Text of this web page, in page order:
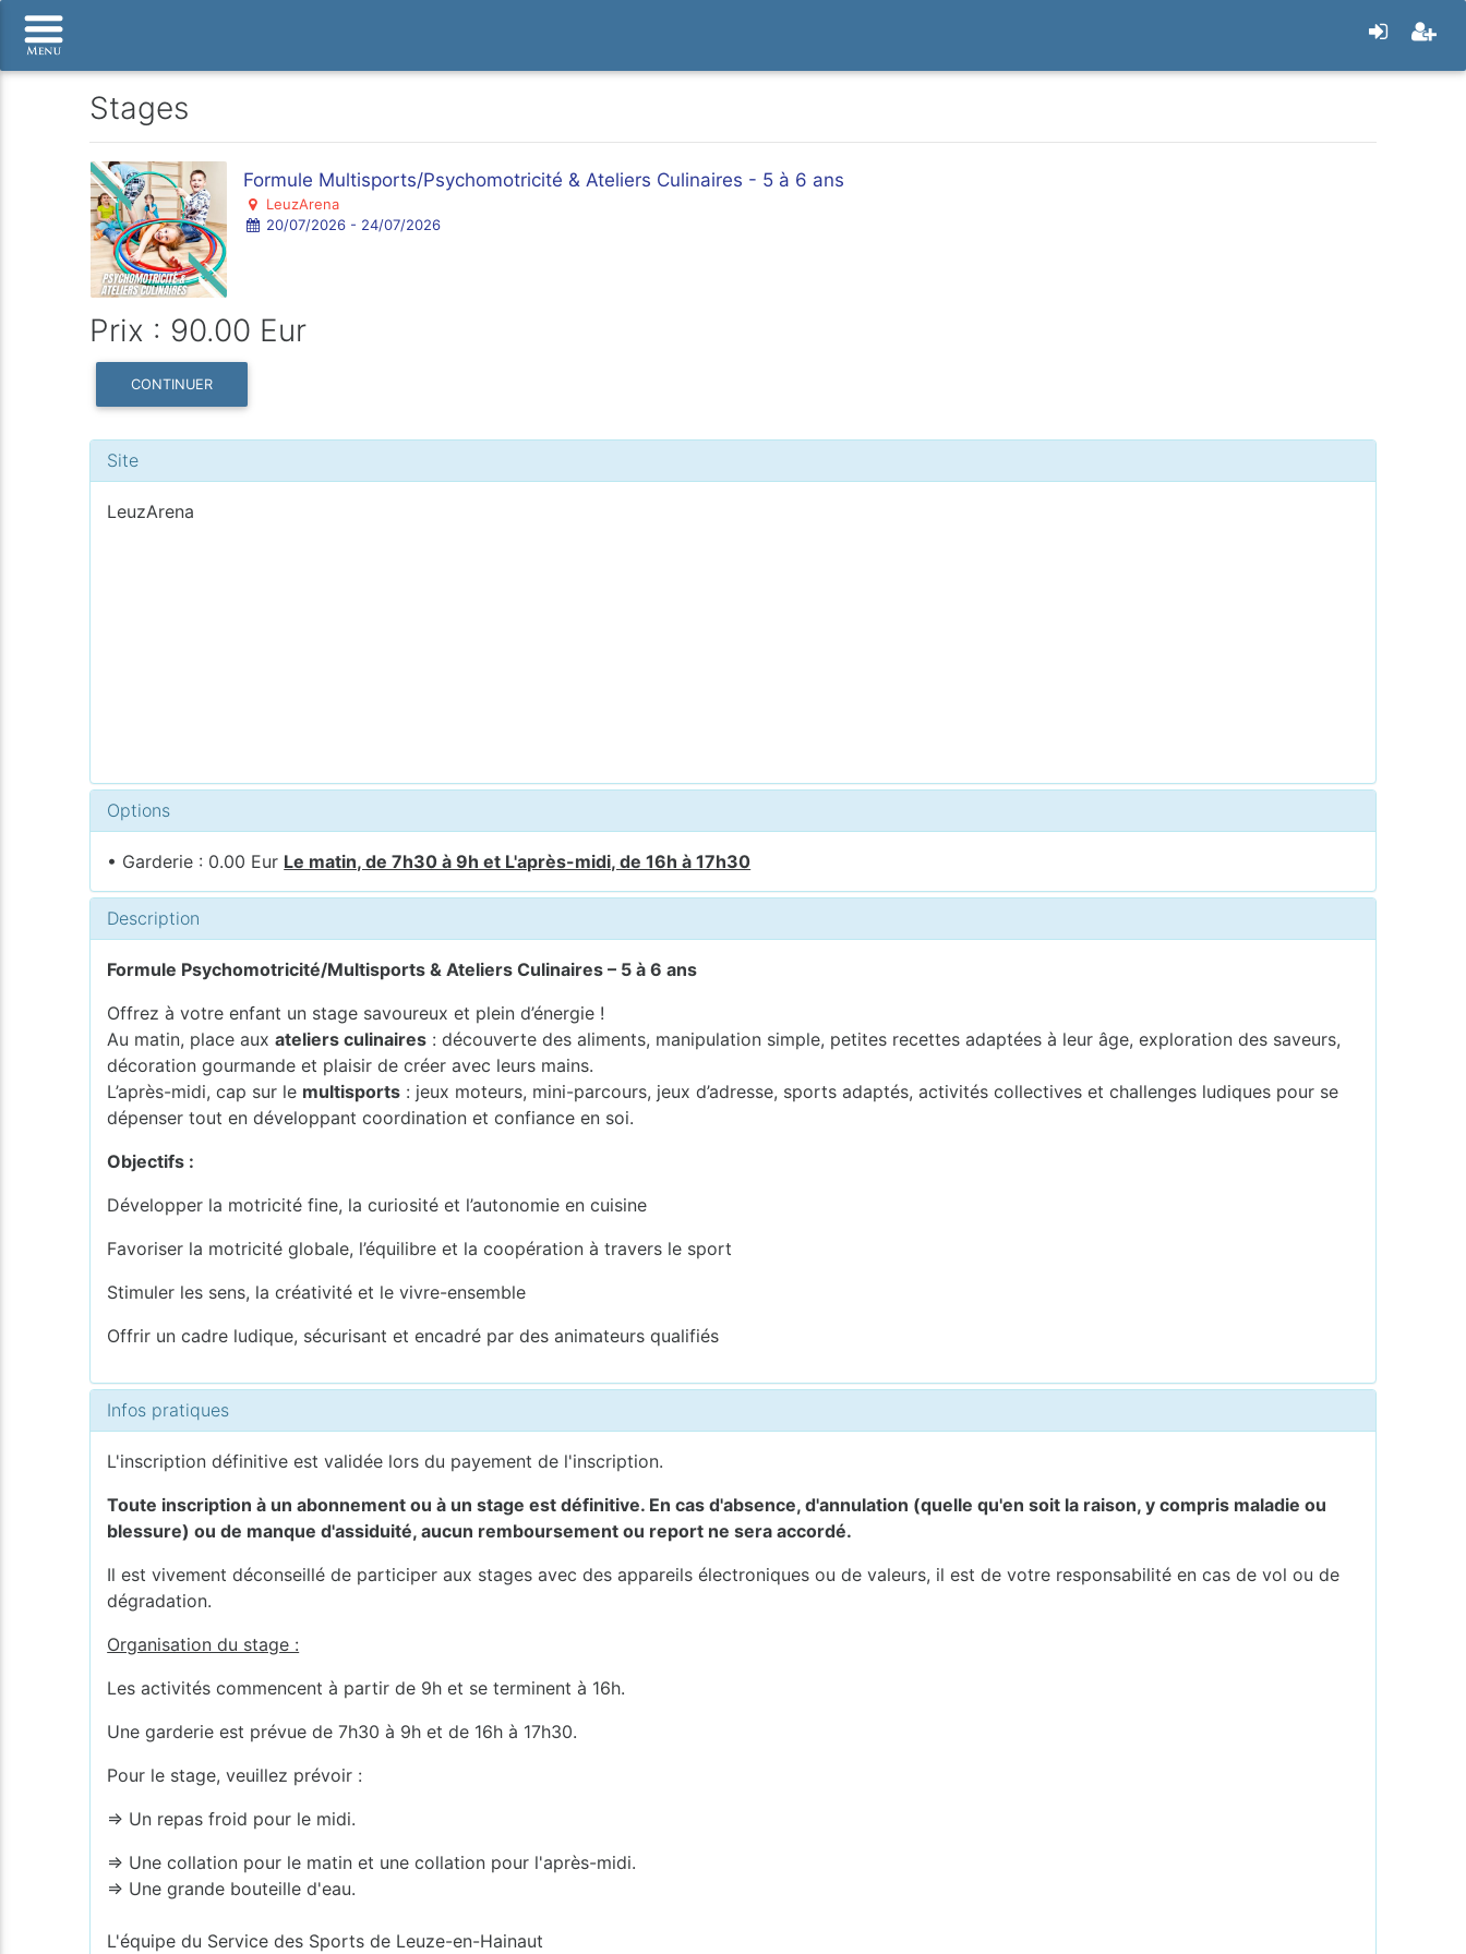
Stages
Formule Multisports/Psychomotricité & Ateliers Culinaires - 5 à 6 ans
LeuzArena
20/07/2026 - 24/07/2026
Prix : 90.00 Eur
CONTINUER
Site
LeuzArena
Options
• Garderie : 0.00 Eur Le matin, de 7h30 à 9h et L'après-midi, de 16h à 17h30
Description
Formule Psychomotricité/Multisports & Ateliers Culinaires – 5 à 6 ans
Offrez à votre enfant un stage savoureux et plein d’énergie !
Au matin, place auxateliers culinaires : découverte des aliments, manipulation simple, petites recettes adaptées à leur âge, exploration des saveurs,
décoration gourmande et plaisir de créer avec leurs mains.
L’après-midi, cap sur le multisports : jeux moteurs, mini-parcours, jeux d’adresse, sports adaptés, activités collectives et challenges ludiques pour se
dépenser tout en développant coordination et confiance en soi.
Objectifs :
Développer la motricité fine, la curiosité et l’autonomie en cuisine
Favoriser la motricité globale, l’équilibre et la coopération à travers le sport
Stimuler les sens, la créativité et le vivre-ensemble
Offrir un cadre ludique, sécurisant et encadré par des animateurs qualifiés
Infos pratiques
L'inscription définitive est validée lors du payement de l'inscription.
Toute inscription à un abonnement ou à un stage est définitive. En cas d'absence, d'annulation (quelle qu'en soit la raison, y compris maladie ou
blessure) ou de manque d'assiduité, aucun remboursement ou report ne sera accordé.
Il est vivement déconseillé de participer aux stages avec des appareils électroniques ou de valeurs, il est de votre responsabilité en cas de vol ou de
dégradation.
Organisation du stage :
Les activités commencent à partir de 9h et se terminent à 16h.
Une garderie est prévue de 7h30 à 9h et de 16h à 17h30.
Pour le stage, veuillez prévoir :
⇒ Un repas froid pour le midi.
⇒ Une collation pour le matin et une collation pour l'après-midi.
⇒ Une grande bouteille d'eau.
L'équipe du Service des Sports de Leuze-en-Hainaut